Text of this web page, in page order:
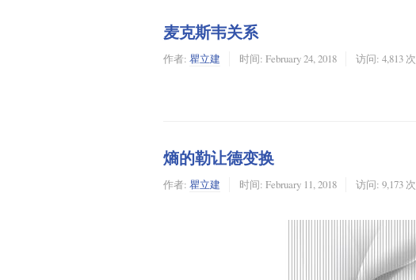
麦克斯韦关系
作者: 瞿立建 时间: February 24, 2018 访问: 4,813 次
熵的勒让德变换
作者: 瞿立建 时间: February 11, 2018 访问: 9,173 次